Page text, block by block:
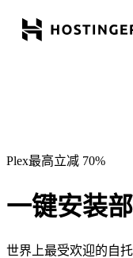
Plex最高立减 70%
一键安装部
世界上最受欢迎的自